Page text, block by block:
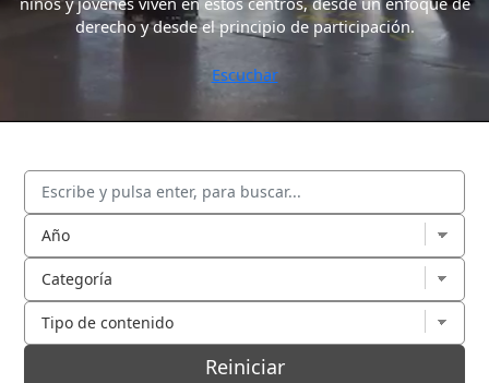
derecho y desde el principio de participación.
Escuchar